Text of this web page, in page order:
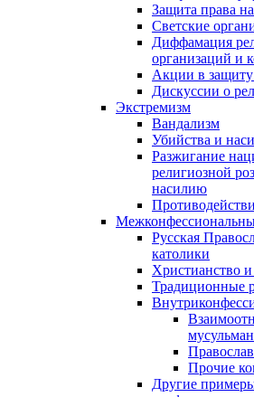
Защита права
Светские
Диффамация
организаций и
Акции в защиту
Дискуссии о
Экстремизм
Вандализм
Убийства и
Разжигание
религиозной
насилию
Русская
католики
Христианство
Традиционные
Прочие
Другие